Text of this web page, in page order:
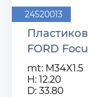
24520013
FORD
mt: M34X1.5
H: 12.20
D: 33.80